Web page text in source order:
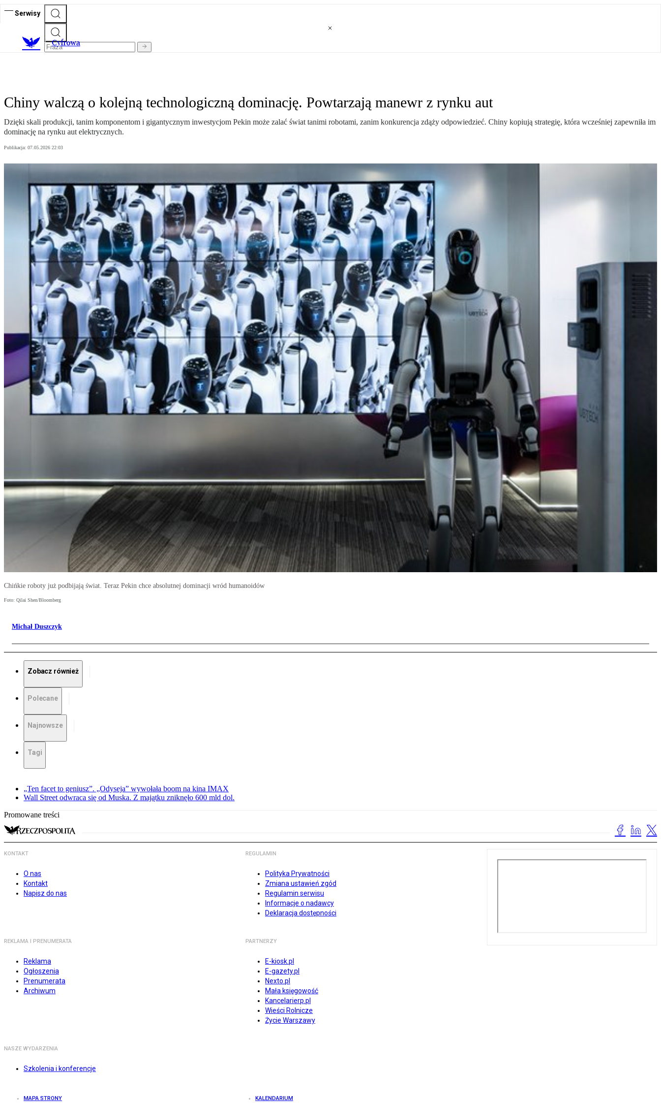
Serwisy
Cyfrowa
Chiny walczą o kolejną technologiczną dominację. Powtarzają manewr z rynku aut
Dzięki skali produkcji, tanim komponentom i gigantycznym inwestycjom Pekin może zalać świat tanimi robotami, zanim konkurencja zdąży odpowiedzieć. Chiny kopiują strategię, która wcześniej zapewniła im
dominację na rynku aut elektrycznych.
Publikacja: 07.05.2026 22:03
Chińkie roboty już podbijają świat. Teraz Pekin chce absolutnej dominacji wród humanoidów
Foto: Qilai Shen/Bloomberg
Michał Duszczyk
Zobacz również
Polecane
Najnowsze
Tagi
„Ten facet to geniusz”. „Odyseja” wywołała boom na kina IMAX
Wall Street odwraca się od Muska. Z majątku zniknęło 600 mld dol.
Promowane treści
KONTAKT
O nas
Kontakt
Napisz do nas
REGULAMIN
Polityka Prywatności
Zmiana ustawień zgód
Regulamin serwisu
Informacje o nadawcy
Deklaracja dostępności
REKLAMA I PRENUMERATA
Reklama
Ogłoszenia
Prenumerata
Archiwum
PARTNERZY
E-kiosk.pl
E-gazety.pl
Nexto.pl
Mała księgowość
Kancelarierp.pl
Wieści Rolnicze
Życie Warszawy
NASZE WYDARZENIA
Szkolenia i konferencje
MAPA STRONY KALENDARIUM